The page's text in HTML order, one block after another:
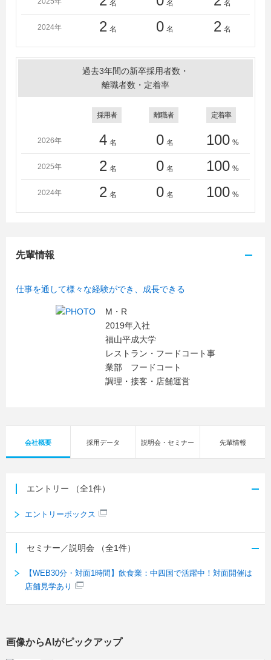
名 名 名
2024年 2 名 0 名 2 名
過去3年間の新卒採用者数・
離職者数・定着率
採用者 離職者 定着率
2026年 4 名 0 名 100 %
2025年 2 名 0 名 100 %
2024年 2 名 0 名 100 %
先輩情報
仕事を通して様々な経験ができ、成長できる
M・R
2019年入社
福山平成大学
レストラン・フードコート事
業部 フードコート
調理・接客・店舗運営
会社概要 採用データ 説明会・セミナー 先輩情報
エントリー （全1件）
エントリーボックス
セミナー／説明会 （全1件）
【WEB30分・対面1時間】飲食業：中四国で活躍中！対面開催は
店舗見学あり
画像からAIがピックアップ